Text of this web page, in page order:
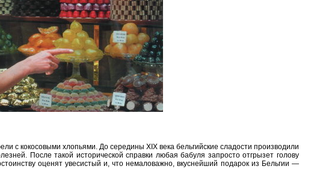
После такой исторической справки любая бабуля запросто отгрызет голову
оценят увесистый и, что немаловажно, вкуснейший подарок из Бельгии —